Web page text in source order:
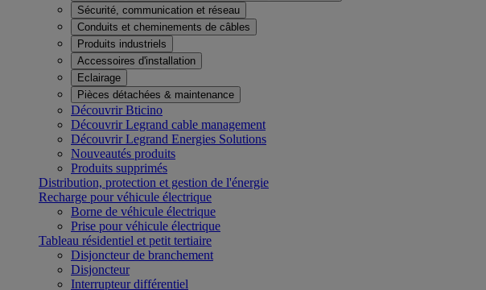
Sécurité, communication et réseau
Conduits et cheminements de câbles
Produits industriels
Accessoires d'installation
Eclairage
Pièces détachées & maintenance
Découvrir Bticino
Découvrir Legrand cable management
Découvrir Legrand Energies Solutions
Nouveautés produits
Produits supprimés
Distribution, protection et gestion de l'énergie
Recharge pour véhicule électrique
Borne de véhicule électrique
Prise pour véhicule électrique
Tableau résidentiel et petit tertiaire
Disjoncteur de branchement
Disjoncteur
Interrupteur différentiel